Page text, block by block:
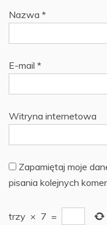
Nazwa *
E-mail *
Witryna internetowa
Zapamiętaj moje
pisania kolejnych
trzy × 7 =